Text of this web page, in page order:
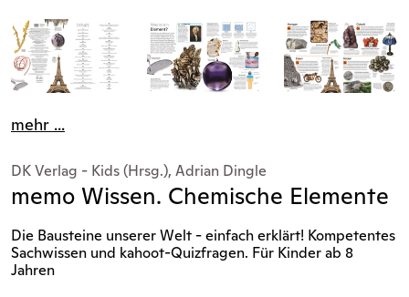
mehr ...
DK Verlag - Kids (Hrsg.), Adrian Dingle
memo Wissen. Chemische Elemente
Die Bausteine unserer Welt - einfach erklärt! Kompetentes
Sachwissen und kahoot-Quizfragen. Für Kinder ab 8
Jahren